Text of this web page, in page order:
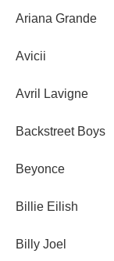
Ariana Grande
Avicii
Avril Lavigne
Backstreet Boys
Beyonce
Billie Eilish
Billy Joel